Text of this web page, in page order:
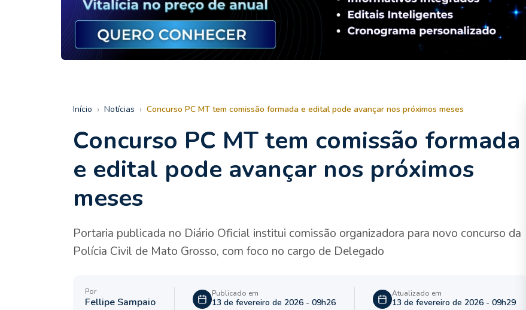
Início › Notícias › Concurso PC MT tem comissão formada e edital pode avançar nos próximos meses
Concurso PC MT tem comissão formada
e edital pode avançar nos próximos
meses
Portaria publicada no Diário Oficial institui comissão organizadora para novo concurso da
Polícia Civil de Mato Grosso, com foco no cargo de Delegado
Por
Fellipe Sampaio
Publicado em
13 de fevereiro de 2026 - 09h26
Atualizado em
13 de fevereiro de 2026 - 09h29